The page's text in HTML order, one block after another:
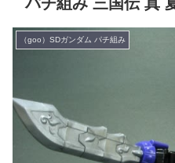
（goo）SDガンダム パチ組み